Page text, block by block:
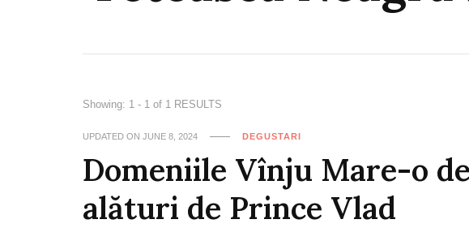
Showing: 1 - 1 of 1 RESULTS
UPDATED ON JUNE 8, 2024 DEGUSTARI
Domeniile Vînju Mare-o
alături de Prince Vlad